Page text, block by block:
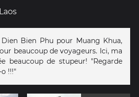
Bien Phu pour Muang Khua,
beaucoup de voyageurs. Ici, ma
beaucoup de stupeur! "Regarde
!!!"